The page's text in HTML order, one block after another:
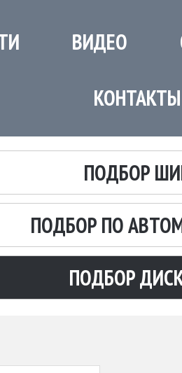
ВИДЕО
КОНТАКТЫ
ПОДБОР
ПОДБОР ПО
ПОДБОР